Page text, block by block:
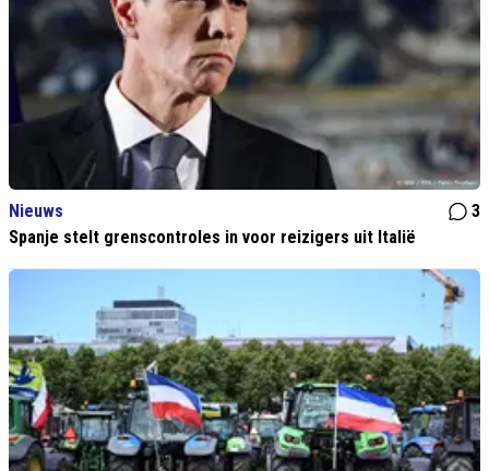
Nieuws
3
Spanje stelt grenscontroles in voor reizigers uit Italië